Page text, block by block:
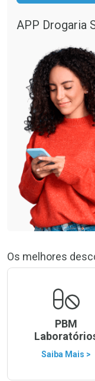
Comprar sem
Por R$ 664,02/cada
Comprar sem
APP Drogaria
Os melhores
PBM
Saiba Mais >